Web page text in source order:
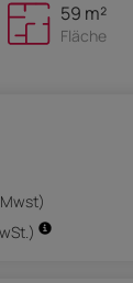
59 m²
Fläche